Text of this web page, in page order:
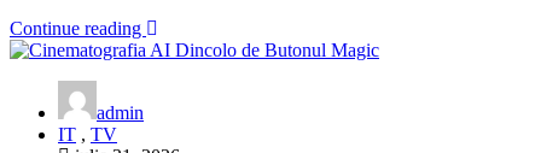
Continue reading
admin
IT , TV